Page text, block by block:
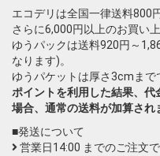
エコデリは全国一律送料800
さらに6,000円以上のお買い
ゆうパックは送料920円～
なります)。
ゆうパケットは厚さ3cmまで
ポイントを利用した結果、
場合、通常の送料が加算され
■発送について
営業日14:00 までのご注文